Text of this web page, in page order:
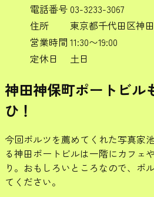
電話番号 03-3233-3067
住所
東京都千代田区神
営業時間 11:30〜19:00
定休日
土日
神田神保町ポートビル
ひ！
今回ボルツを薦めてくれた写真家
る神田ポートビルは一階にカフェ
り。おもしろいところなので、ボ
てください。